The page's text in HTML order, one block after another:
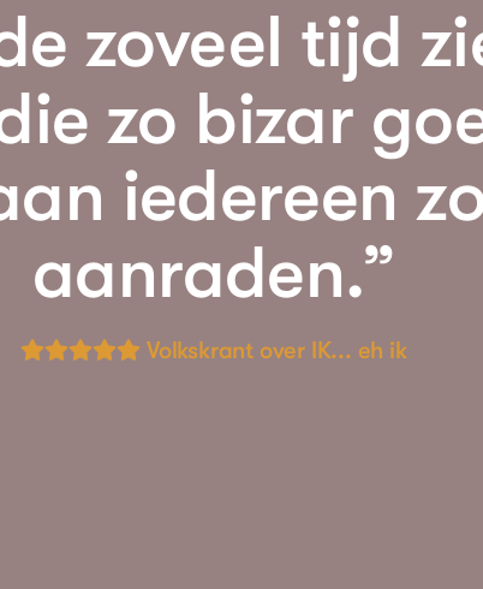
zoveel tijd
zo bizar
iedereen
aanraden.”
Volkskrant over IK... eh ik